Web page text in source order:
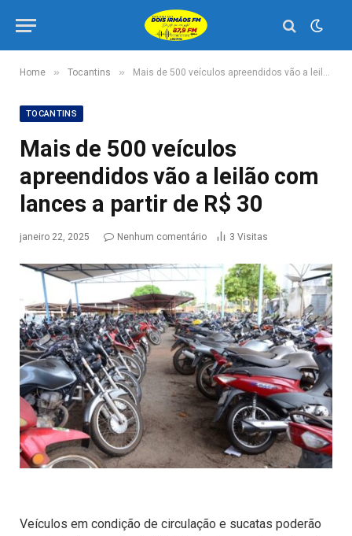
Home » Tocantins » Mais de 500 veículos apreendidos vão a leilão com lances a partir de R$ 30
TOCANTINS
Mais de 500 veículos
apreendidos vão a leilão com
lances a partir de R$ 30
janeiro 22, 2025 Nenhum comentário 3 Visitas
Veículos em condição de circulação e sucatas poderão